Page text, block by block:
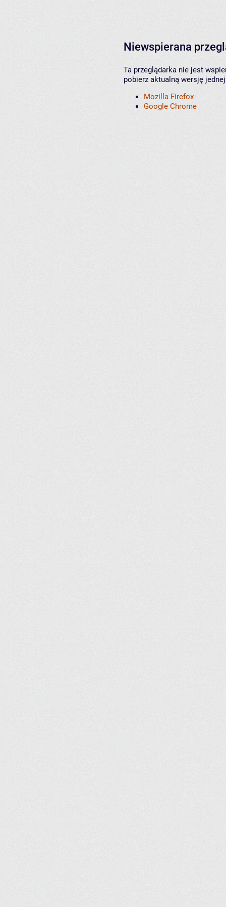
Niewspierana
Ta przeglądarka nie jest
pobierz aktualną wersję
Mozilla Firefox
Google Chrome